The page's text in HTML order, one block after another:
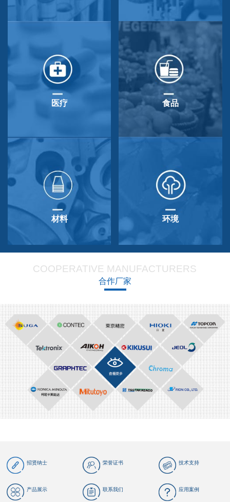
医疗 食品
材料 环境
COOPERATIVE MANUFACTURERS
合作厂家
招贤纳士 荣誉证书 技术支持
产品展示 联系我们 应用案例